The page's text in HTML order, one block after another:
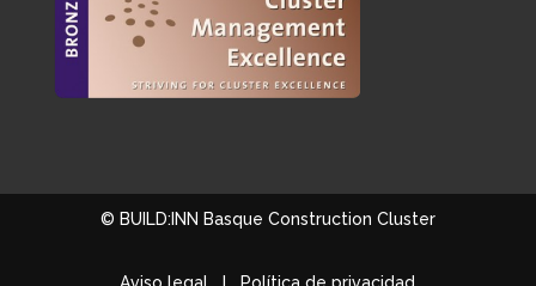
© BUILD:INN Basque Construction Cluster